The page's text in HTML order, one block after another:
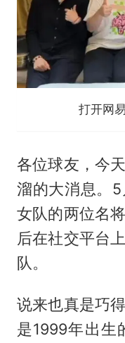
打开网
各位球友，今
溜的大消息。
女队的两位名
后在社交平台
队。
说来也真是巧
是1999年出生